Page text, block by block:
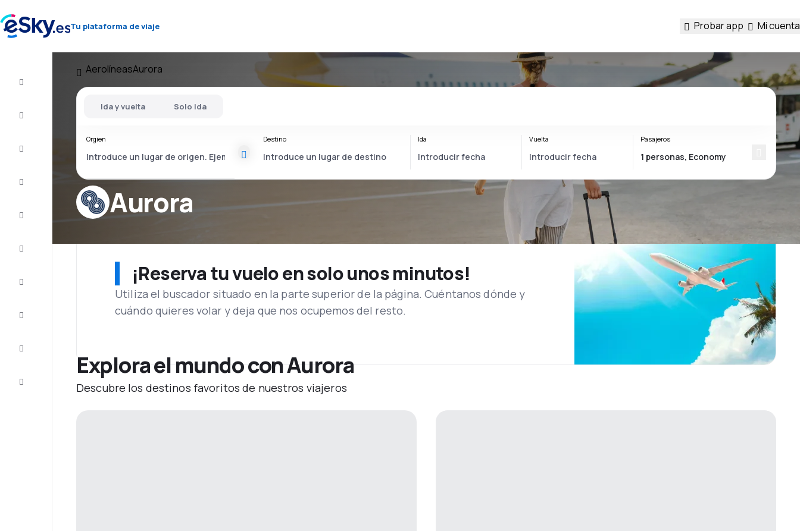
Tu plataforma de viaje Probar app Mi cuenta
AerolíneasAurora
Aurora
Ida y vuelta Solo ida
Orgien Destino Ida Vuelta Pasajeros
¡Reserva tu vuelo en solo unos minutos!
Utiliza el buscador situado en la parte superior de la página. Cuéntanos dónde y
cuándo quieres volar y deja que nos ocupemos del resto.
Explora el mundo con Aurora
Descubre los destinos favoritos de nuestros viajeros